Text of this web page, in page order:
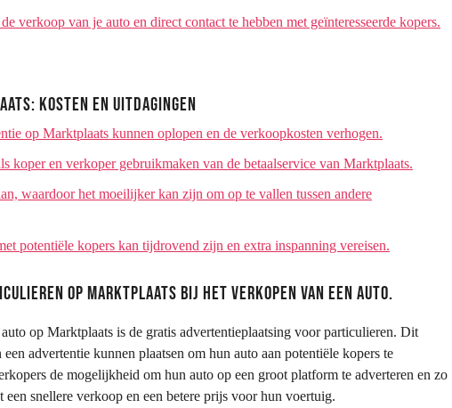
verkoop van je auto en direct contact te hebben met geïnteresseerde kopers.
Kosten en Uitdagingen
op Marktplaats kunnen oplopen en de verkoopkosten verhogen.
koper en verkoper gebruikmaken van de betaalservice van Marktplaats.
waardoor het moeilijker kan zijn om op te vallen tussen andere
potentiële kopers kan tijdrovend zijn en extra inspanning vereisen.
op Marktplaats bij het verkopen van een auto.
op Marktplaats is de gratis advertentieplaatsing voor particulieren. Dit
advertentie kunnen plaatsen om hun auto aan potentiële kopers te
de mogelijkheid om hun auto op een groot platform te adverteren en zo
snellere verkoop en een betere prijs voor hun voertuig.